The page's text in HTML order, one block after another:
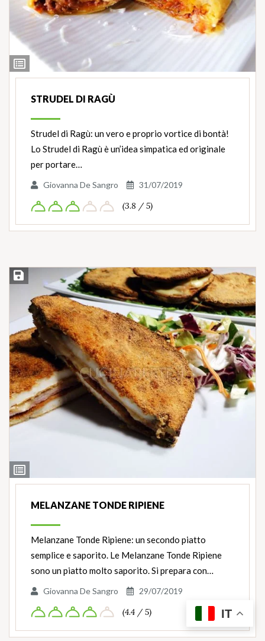
Ingredienti
STRUDEL DI RAGÙ
Strudel di Ragù: un vero e proprio vortice di bontà!
Lo Strudel di Ragù è un’idea simpatica ed originale
per portare…
Giovanna De Sangro 31/07/2019
(3.8 / 5)
Ingredienti
Salva ricetta
MELANZANE TONDE RIPIENE
Melanzane Tonde Ripiene: un secondo piatto
semplice e saporito. Le Melanzane Tonde Ripiene
sono un piatto molto saporito. Si prepara con…
Giovanna De Sangro 29/07/2019
(4.4 / 5) IT